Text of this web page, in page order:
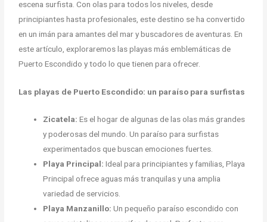
escena surfista. Con olas para todos los niveles, desde
principiantes hasta profesionales, este destino se ha convertido
en un imán para amantes del mar y buscadores de aventuras. En
este artículo, exploraremos las playas más emblemáticas de
Puerto Escondido y todo lo que tienen para ofrecer.
Las playas de Puerto Escondido: un paraíso para surfistas
Zicatela: Es el hogar de algunas de las olas más grandes
y poderosas del mundo. Un paraíso para surfistas
experimentados que buscan emociones fuertes.
Playa Principal: Ideal para principiantes y familias, Playa
Principal ofrece aguas más tranquilas y una amplia
variedad de servicios.
Playa Manzanillo: Un pequeño paraíso escondido con